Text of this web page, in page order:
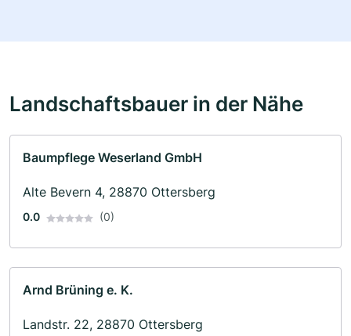
Landschaftsbauer in der Nähe
Baumpflege Weserland GmbH
Alte Bevern 4, 28870 Ottersberg
0.0 (0)
Arnd Brüning e. K.
Landstr. 22, 28870 Ottersberg